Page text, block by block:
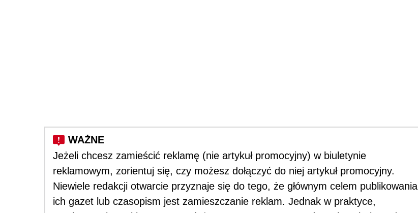
Jeżeli chcesz zamieścić reklamę (nie artykuł promocyjny) w biuletynie
reklamowym, zorientuj się, czy możesz dołączyć do niej artykuł promocyjny.
Niewiele redakcji otwarcie przyznaje się do tego, że głównym celem publikowania
ich gazet lub czasopism jest zamieszczanie reklam. Jednak w praktyce,